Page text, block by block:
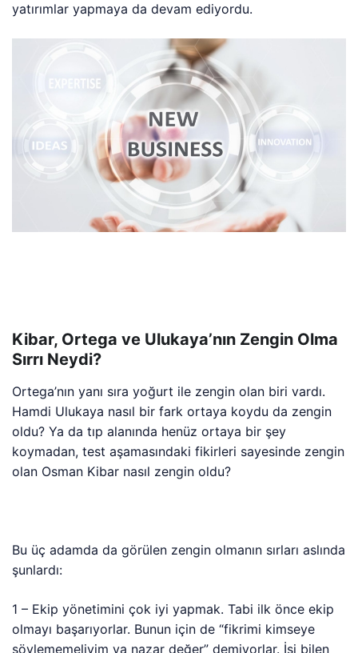
yatırımlar yapmaya da devam ediyordu.
Kibar, Ortega ve Ulukaya’nın Zengin Olma
Sırrı Neydi?
Ortega’nın yanı sıra yoğurt ile zengin olan biri vardı.
Hamdi Ulukaya nasıl bir fark ortaya koydu da zengin
oldu? Ya da tıp alanında henüz ortaya bir şey
koymadan, test aşamasındaki fikirleri sayesinde zengin
olan Osman Kibar nasıl zengin oldu?
Bu üç adamda da görülen zengin olmanın sırları aslında
şunlardı:
1 – Ekip yönetimini çok iyi yapmak. Tabi ilk önce ekip
olmayı başarıyorlar. Bunun için de “fikrimi kimseye
söylememeliyim ya nazar değer” demiyorlar. İşi bilen